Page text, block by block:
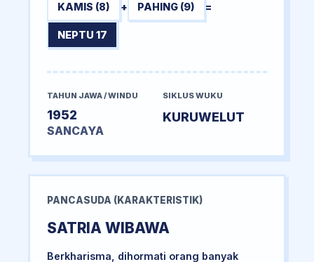
KAMIS (8) + PAHING (9) =
NEPTU 17
TAHUN JAWA / WINDU
1952
SANCAYA
SIKLUS WUKU
KURUWELUT
PANCASUDA (KARAKTERISTIK)
SATRIA WIBAWA
Berkharisma, dihormati orang banyak